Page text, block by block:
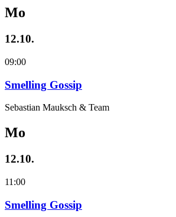
Mo
12.10.
09:00
Smelling Gossip
Sebastian Mauksch & Team
Mo
12.10.
11:00
Smelling Gossip